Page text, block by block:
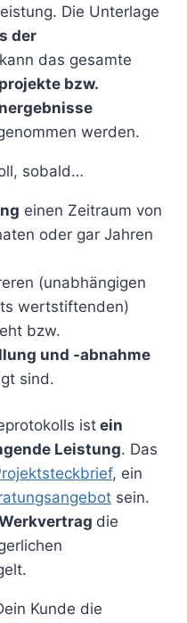
Die Unterlage
der
das gesamte
bzw.
werden.
sobald…
einen Zeitraum von
oder gar Jahren
(unabhängigen
wertstiftenden)
bzw.
und -abnahme
sind.
ist ein
Leistung. Das
, ein
sein.
die
Kunde die